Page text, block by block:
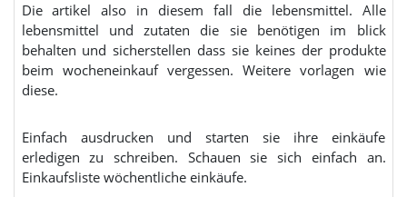
Die artikel also in diesem fall die lebensmittel. Alle
lebensmittel und zutaten die sie benötigen im blick
behalten und sicherstellen dass sie keines der produkte
beim wocheneinkauf vergessen. Weitere vorlagen wie
diese.
Einfach ausdrucken und starten sie ihre einkäufe
erledigen zu schreiben. Schauen sie sich einfach an.
Einkaufsliste wöchentliche einkäufe.